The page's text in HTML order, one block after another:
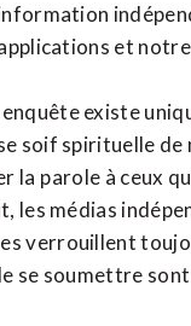
et notre
existe
soif spirituelle
la parole à ceux
les médias
verrouillent
se soumettre